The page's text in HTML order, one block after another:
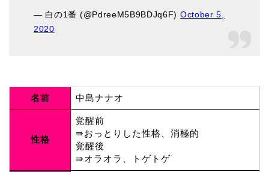
— 白の1番 (@PdreeM5B9BDJq6F) October 5,
2020
名前 中島ナナオ
性格
覚醒前
⇛おっとりした性格、消極的
覚醒後
⇛オラオラ、トゲトゲ